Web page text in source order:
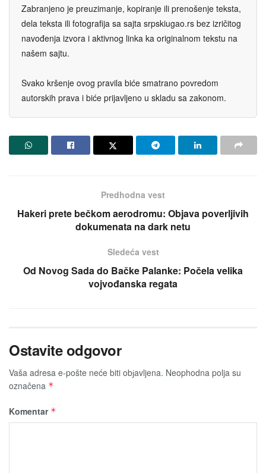
Zabranjeno je preuzimanje, kopiranje ili prenošenje teksta,
dela teksta ili fotografija sa sajta srpskiugao.rs bez izričitog
navođenja izvora i aktivnog linka ka originalnom tekstu na
našem sajtu.
Svako kršenje ovog pravila biće smatrano povredom
autorskih prava i biće prijavljeno u skladu sa zakonom.
Predhodna vest
Hakeri prete bečkom aerodromu: Objava poverljivih
dokumenata na dark netu
Sledeća vest
Od Novog Sada do Bačke Palanke: Počela velika
vojvođanska regata
Ostavite odgovor
Vaša adresa e-pošte neće biti obјavljena. Neophodna polja su
označena *
Komentar *